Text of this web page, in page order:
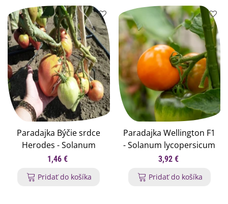
Paradajka Býčie srdce
Herodes - Solanum
lycopersicum - semená
1,46 €
Pridať do košíka
Paradajka Wellington F1
- Solanum lycopersicum
- semená paradajky - 7
3,92 €
Pridať do košíka